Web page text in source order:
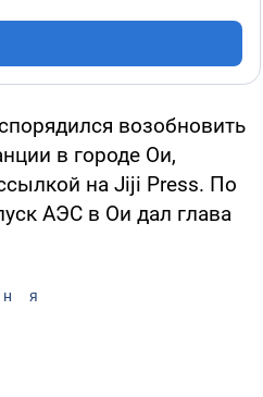
возобновить
в городе Ои,
на Jiji Press. По
АЭС в Ои дал глава